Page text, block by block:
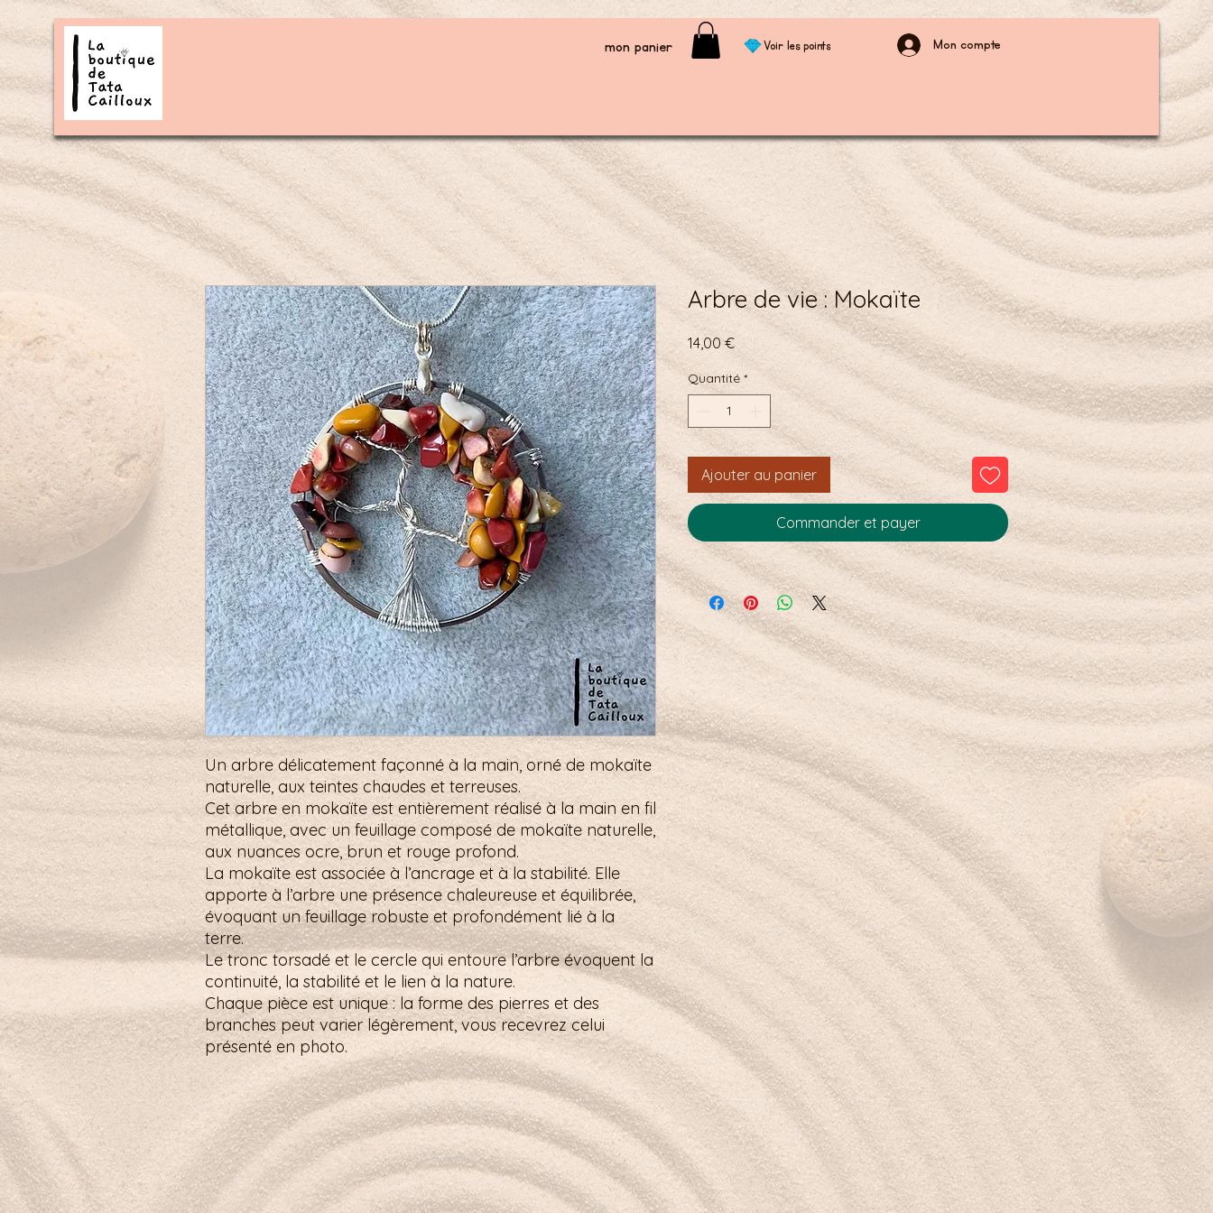
mon panier Mon compte
Voir les points
Un arbre délicatement façonné à la main, orné de mokaïte
naturelle, aux teintes chaudes et terreuses.
Cet arbre en mokaïte est entièrement réalisé à la main en fil
métallique, avec un feuillage composé de mokaïte naturelle,
aux nuances ocre, brun et rouge profond.
La mokaïte est associée à l’ancrage et à la stabilité. Elle
apporte à l’arbre une présence chaleureuse et équilibrée,
évoquant un feuillage robuste et profondément lié à la
terre.
Le tronc torsadé et le cercle qui entoure l’arbre évoquent la
continuité, la stabilité et le lien à la nature.
Chaque pièce est unique : la forme des pierres et des
branches peut varier légèrement, vous recevrez celui
présenté en photo.
Arbre de vie : Mokaïte
14,00 €Prix
Quantité *
Ajouter au panier
Commander et payer
Petit mot pour la route : Je laisse aller ce qui ne me sert plus, à l’image de l’obsidienne.
Boutique À propos Légal & aide Réseaux sociaux